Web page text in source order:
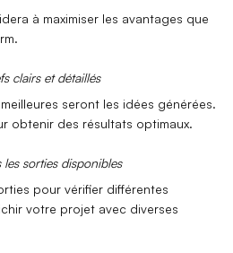
à maximiser les avantages que
.
clairs et détaillés
seront les idées générées.
obtenir des résultats optimaux.
les sorties disponibles
pour vérifier différentes
votre projet avec diverses